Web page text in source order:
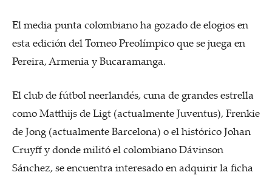
El media punta colombiano ha gozado de elogios en
esta edición del Torneo Preolímpico que se juega en
Pereira, Armenia y Bucaramanga.
El club de fútbol neerlandés, cuna de grandes estrella
como Matthijs de Ligt (actualmente Juventus), Frenkie
de Jong (actualmente Barcelona) o el histórico Johan
Cruyff y donde militó el colombiano Dávinson
Sánchez, se encuentra interesado en adquirir la ficha